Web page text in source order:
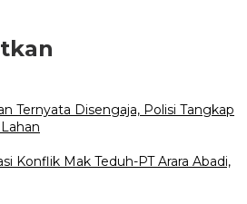
Ternyata Disengaja, Polisi Tangkap
Konflik Mak Teduh-PT Arara Abadi,